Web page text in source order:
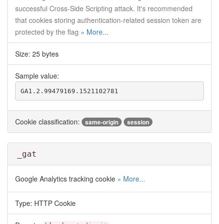
successful Cross-Side Scripting attack. It's recommended
that cookies storing authentication-related session token are
protected by the flag » More...
Size: 25 bytes
Sample value:
GA1.2.99479169.1521102781
Cookie classification: same-origin session
_gat
Google Analytics tracking cookie » More...
Type: HTTP Cookie